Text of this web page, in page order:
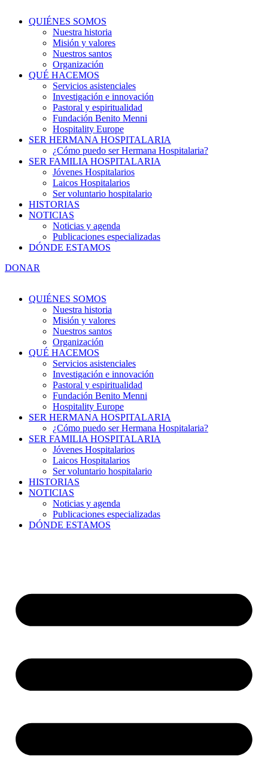
QUIÉNES SOMOS
Nuestra historia
Misión y valores
Nuestros santos
Organización
QUÉ HACEMOS
Servicios asistenciales
Investigación e innovación
Pastoral y espiritualidad
Fundación Benito Menni
Hospitality Europe
SER HERMANA HOSPITALARIA
¿Cómo puedo ser Hermana Hospitalaria?
SER FAMILIA HOSPITALARIA
Jóvenes Hospitalarios
Laicos Hospitalarios
Ser voluntario hospitalario
HISTORIAS
NOTICIAS
Noticias y agenda
Publicaciones especializadas
DÓNDE ESTAMOS
DONAR
QUIÉNES SOMOS
Nuestra historia
Misión y valores
Nuestros santos
Organización
QUÉ HACEMOS
Servicios asistenciales
Investigación e innovación
Pastoral y espiritualidad
Fundación Benito Menni
Hospitality Europe
SER HERMANA HOSPITALARIA
¿Cómo puedo ser Hermana Hospitalaria?
SER FAMILIA HOSPITALARIA
Jóvenes Hospitalarios
Laicos Hospitalarios
Ser voluntario hospitalario
HISTORIAS
NOTICIAS
Noticias y agenda
Publicaciones especializadas
DÓNDE ESTAMOS